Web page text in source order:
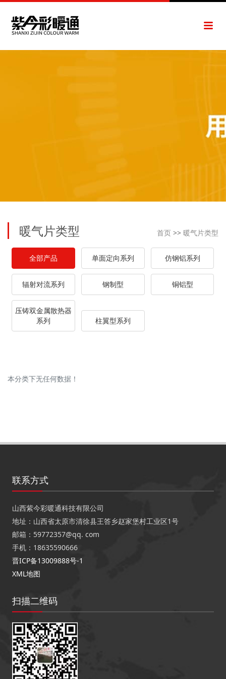
暖气片类型 首页 >> 暖气片类型
全部产品 单面定向系列 仿钢铝系列
辐射对流系列 钢制型 铜铝型
压铸双金属散热器
系列
柱翼型系列
本分类下无任何数据！
联系方式
山西紫今彩暖通科技有限公司
地址：山西省太原市清徐县王答乡赵家堡村工业区1号
邮箱：59772357@qq. com
手机：18635590666
晋ICP备13009888号-1
XML地图
扫描二维码